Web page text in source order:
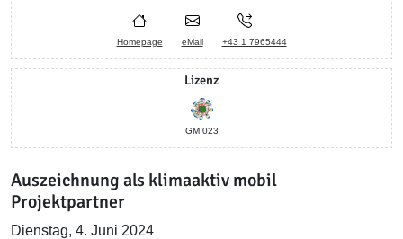
Homepage eMail +43 1 7965444
Lizenz
GM 023
Auszeichnung als klimaaktiv mobil
Projektpartner
Dienstag, 4. Juni 2024